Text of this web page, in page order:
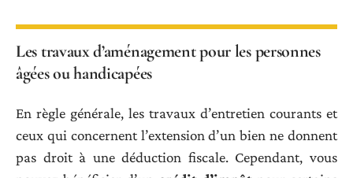
Les travaux d’aménagement pour les personnes
âgées ou handicapées
En règle générale, les travaux d’entretien courants et
ceux qui concernent l’extension d’un bien ne donnent
pas droit à une déduction fiscale. Cependant, vous